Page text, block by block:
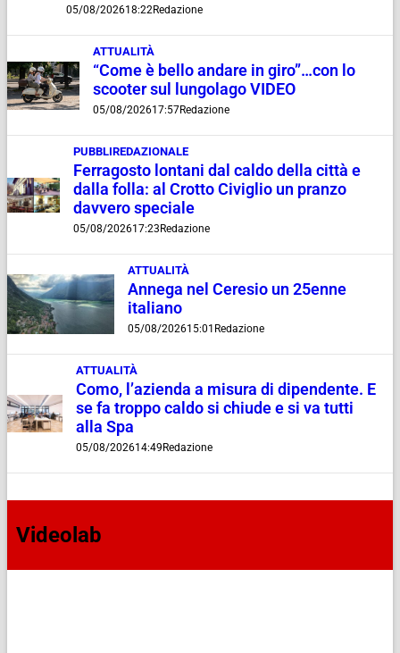
05/08/202618:22Redazione
ATTUALITÀ
“Come è bello andare in giro”…con lo
scooter sul lungolago VIDEO
05/08/202617:57Redazione
PUBBLIREDAZIONALE
Ferragosto lontani dal caldo della città e
dalla folla: al Crotto Civiglio un pranzo
davvero speciale
05/08/202617:23 Redazione
ATTUALITÀ
Annega nel Ceresio un 25enne
italiano
05/08/202615:01 Redazione
ATTUALITÀ
Como, l’azienda a misura di dipendente. E
se fa troppo caldo si chiude e si va tutti
alla Spa
05/08/202614:49 Redazione
Videolab